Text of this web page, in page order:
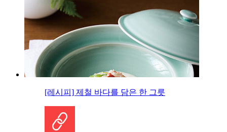
[레시피] 제철 바다를 담은 한 그릇